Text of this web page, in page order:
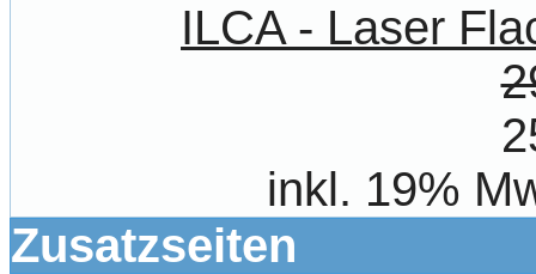
ILCA - Laser
inkl. 19%
Zusatzseiten